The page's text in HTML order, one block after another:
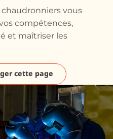
vous
compétences,
et maîtriser les
cette page